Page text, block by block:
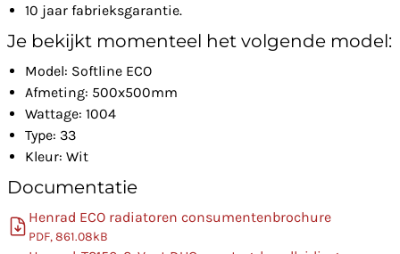
10 jaar fabrieksgarantie.
Je bekijkt momenteel het volgende model:
Model: Softline ECO
Afmeting: 500x500mm
Wattage: 1004
Type: 33
Kleur: Wit
Documentatie
Henrad ECO radiatoren consumentenbrochure
PDF, 861.08kB